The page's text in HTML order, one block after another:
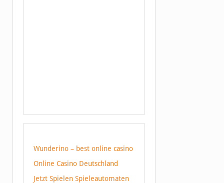
Wunderino – best online casino
Online Casino Deutschland
Jetzt Spielen Spieleautomaten